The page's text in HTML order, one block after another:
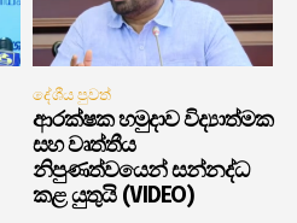
දේශීය පුවත්
ආරක්ෂක හමුදාව විද්‍යාත්මක
සහ වෘත්තීය
නිපුණත්වයෙන් සන්නද්ධ
කළ යුතුයි (VIDEO)